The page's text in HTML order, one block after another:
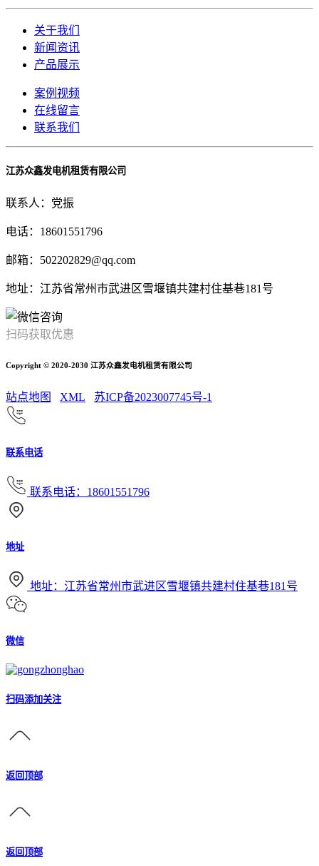
关于我们
新闻资讯
产品展示
案例视频
在线留言
联系我们
江苏众鑫发电机租赁有限公司
联系人：党振
电话：18601551796
邮箱：502202829@qq.com
地址：江苏省常州市武进区雪堰镇共建村住基巷181号
扫码获取优惠
Copyright © 2020-2030 江苏众鑫发电机租赁有限公司
站点地图 XML 苏ICP备2023007745号-1
联系电话
联系电话：18601551796
地址
地址：江苏省常州市武进区雪堰镇共建村住基巷181号
微信
扫码添加关注
返回顶部
返回顶部